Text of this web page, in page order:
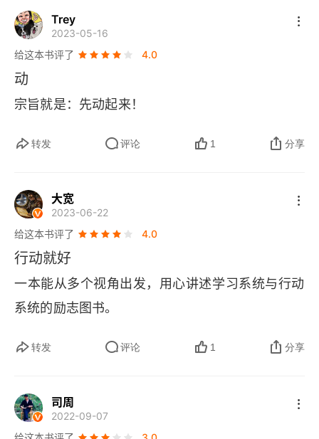
总结文章，但是你也能看出越到后面的文章，我的
心态越平和。
自己不至于迷茫，又走在正确的道路上，这又是人
生的幸事。     百败百战，永不言败！     如果你自
己不说，真的不行了，谁又可以阻止你前进的脚步
呢？      在你最累的时候，最想放弃的时候，别人
志力强，还能再撑一会儿，这也是黎明前最黑暗的
人，倒在黎明前的最后一刻。希望自己可以挺住，
力量，也是养成好的习惯的奖励。     每一天都是
长期的坚持的结果。      当然，你真的需要，在某
意的学习。回头看时，你会发现，或许是这个 “刻
意学习” 的时刻，改变了你的一生。      多说无益。
力资源、财务资源等，不断扩展自己的边界，让我
思考，干脆行动！
Trey
2023-05-16
给这本书评了
4.0
动
宗旨就是：先动起来！
转发 评论 1 分享
大宽
2023-06-22
给这本书评了
4.0
行动就好
一本能从多个视角出发，用心讲述学习系统与行动
系统的励志图书。
转发 评论 1 分享
司周
2022-09-07